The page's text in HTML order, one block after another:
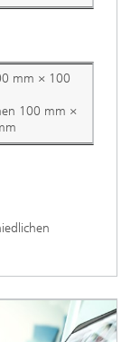
mm × 100
100 mm ×